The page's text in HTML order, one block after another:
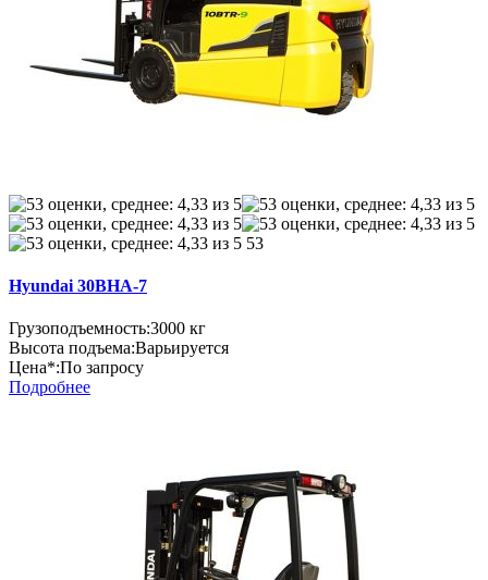
53
Hyundai 30BHA-7
Грузоподъемность:3000 кг
Высота подъема:Варьируется
Цена*:По запросу
Подробнее